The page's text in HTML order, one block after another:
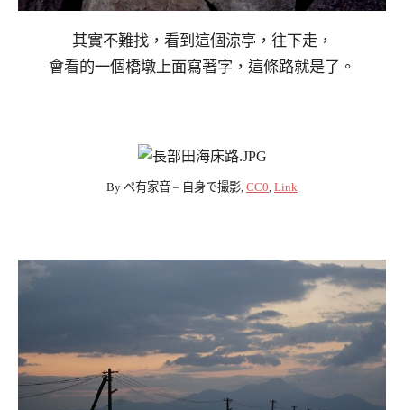
其實不難找，看到這個涼亭，往下走，
會看的一個橋墩上面寫著字，這條路就是了。
By ぺ有家音 – 自身で撮影, CC0, Link